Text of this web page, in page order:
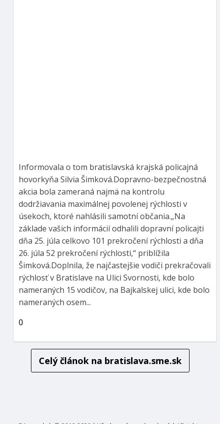
Informovala o tom bratislavská krajská policajná
hovorkyňa Silvia Šimková.Dopravno-bezpečnostná
akcia bola zameraná najmä na kontrolu
dodržiavania maximálnej povolenej rýchlosti v
úsekoch, ktoré nahlásili samotní občania.„Na
základe vašich informácií odhalili dopravní policajti
dňa 25. júla celkovo 101 prekročení rýchlosti a dňa
26. júla 52 prekročení rýchlosti,“ priblížila
Šimková.Doplnila, že najčastejšie vodiči prekračovali
rýchlosť v Bratislave na Ulici Svornosti, kde bolo
nameraných 15 vodičov, na Bajkalskej ulici, kde bolo
nameraných osem...
0
Celý článok na bratislava.sme.sk